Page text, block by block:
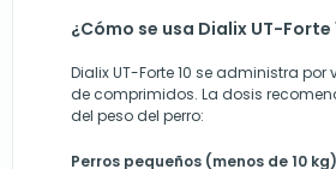
¿Cómo se usa Dialix UT-Forte
Dialix UT-Forte 10 se administra
de comprimidos. La dosis
del peso del perro:
Perros pequeños (menos de 10 kg)